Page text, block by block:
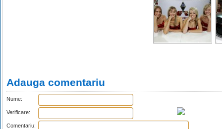
Adauga comentariu
Nume:
Verificare:
Comentariu: